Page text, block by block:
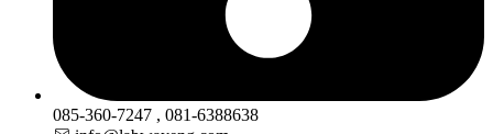
085-360-7247 , 081-6388638